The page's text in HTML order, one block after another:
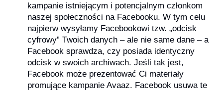
kampanie istniejącym i potencjalnym członkom
naszej społeczności na Facebooku. W tym celu
najpierw wysyłamy Facebookowi tzw. „odcisk
cyfrowy” Twoich danych – ale nie same dane – a
Facebook sprawdza, czy posiada identyczny
odcisk w swoich archiwach. Jeśli tak jest,
Facebook może prezentować Ci materiały
promujące kampanie Avaaz. Facebook usuwa te